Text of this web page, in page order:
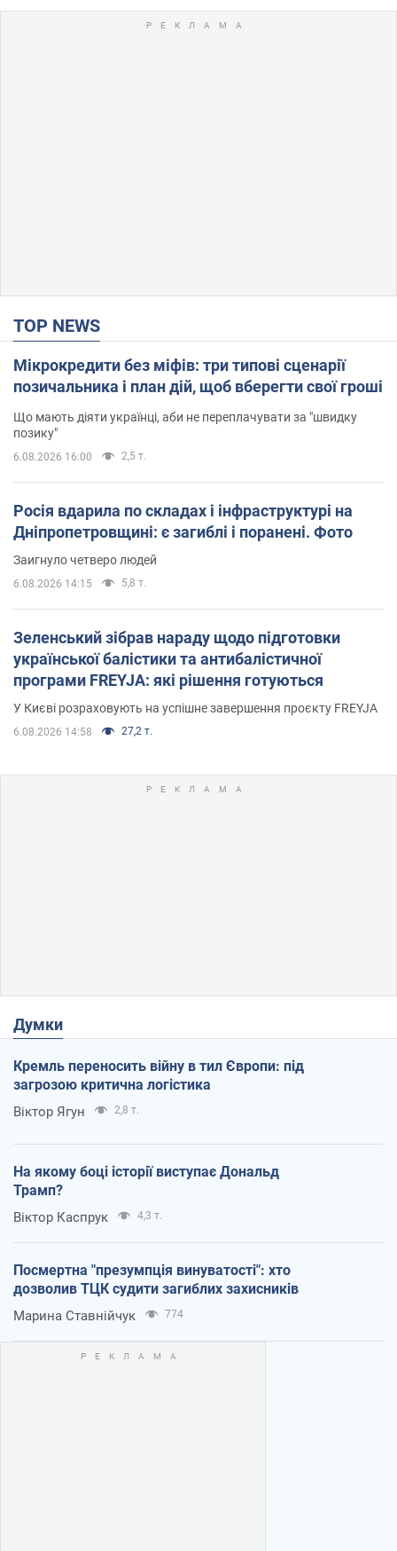
TOP NEWS
Мікрокредити без міфів: три типові сценарії
позичальника і план дій, щоб вберегти свої гроші
Що мають діяти українці, аби не переплачувати за "швидку
позику"
6.08.2026 16:00 2,5 т.
Росія вдарила по складах і інфраструктурі на
Дніпропетровщині: є загиблі і поранені. Фото
Заигнуло четверо людей
6.08.2026 14:15 5,8 т.
Зеленський зібрав нараду щодо підготовки
української балістики та антибалістичної
програми FREYJA: які рішення готуються
У Києві розраховують на успішне завершення проєкту FREYJA
6.08.2026 14:58 27,2 т.
Думки
Кремль переносить війну в тил Європи: під
загрозою критична логістика
Віктор Ягун 2,8 т.
На якому боці історії виступає Дональд
Трамп?
Віктор Каспрук 4,3 т.
Посмертна "презумпція винуватості": хто
дозволив ТЦК судити загиблих захисників
Марина Ставнійчук 774